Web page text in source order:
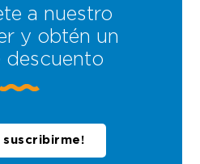
a nuestro
y obtén un
descuento
suscribirme!